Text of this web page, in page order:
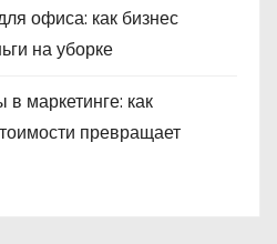
офиса: как бизнес
на уборке
маркетинге: как
превращает